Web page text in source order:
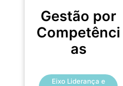
Gestão por
Competênci
as
Eixo Liderança e